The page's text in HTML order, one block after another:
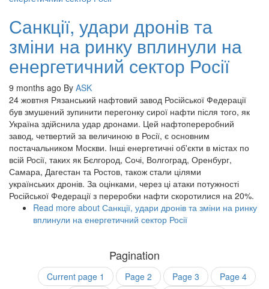
Санкції, удари дронів та
зміни на ринку вплинули на
енергетичний сектор Росії
9 months ago By ASK
24 жовтня Рязанський нафтовий завод Російської Федерації
був змушений зупинити перегонку сирої нафти після того, як
Україна здійснила удар дронами. Цей нафтопереробний
завод, четвертий за величиною в Росії, є основним
постачальником Москви. Інші енергетичні об'єкти в містах по
всій Росії, таких як Бєлгород, Сочі, Волгоград, Оренбург,
Самара, Дагестан та Ростов, також стали цілями
українських дронів. За оцінками, через ці атаки потужності
Російської Федерації з переробки нафти скоротилися на 20%.
Read more about Санкції, удари дронів та зміни на ринку
вплинули на енергетичний сектор Росії
Pagination
Current page 1 Page 2 Page 3 Page 4